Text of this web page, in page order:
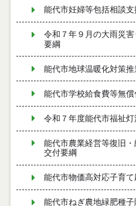
能代市妊婦等包括相談
令和７年９月の大雨災
要綱
能代市地球温暖化対策
能代市学校給食費等無
令和７年度能代市福祉
能代市農業経営等復旧
交付要綱
能代市物価高対応子育て
能代市ねぎ農地緑肥種